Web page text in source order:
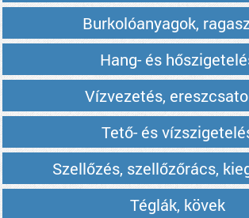
Burkolóanyagok,
Hang- és
Vízvezetés,
Tető- és
Szellőzés, szellőzőrács,
Téglák, kövek